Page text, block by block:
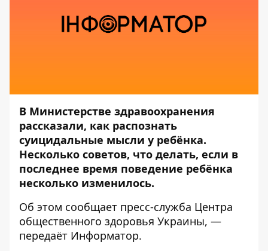
В Министерстве здравоохранения
рассказали, как распознать
суицидальные мысли у ребёнка.
Несколько советов, что делать, если в
последнее время поведение ребёнка
несколько изменилось.
Об этом сообщает пресс-служба Центра
общественного здоровья Украины, —
передаёт Информатор.